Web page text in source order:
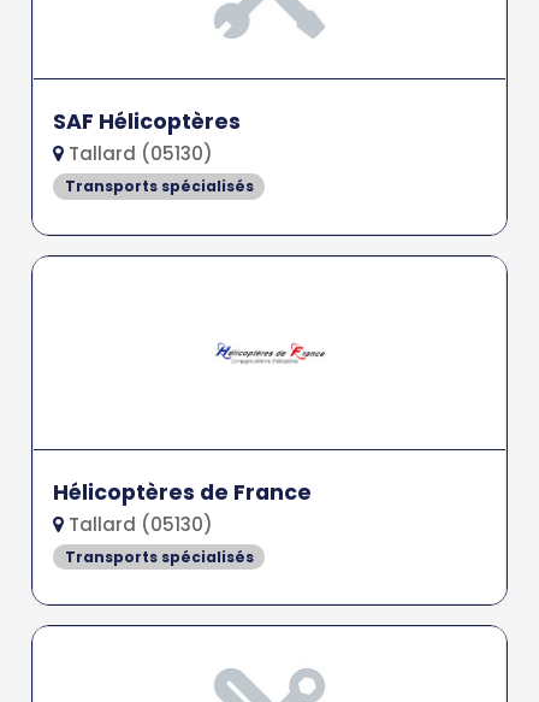
SAF Hélicoptères
Tallard (05130)
Transports spécialisés
Hélicoptères de France
Tallard (05130)
Transports spécialisés